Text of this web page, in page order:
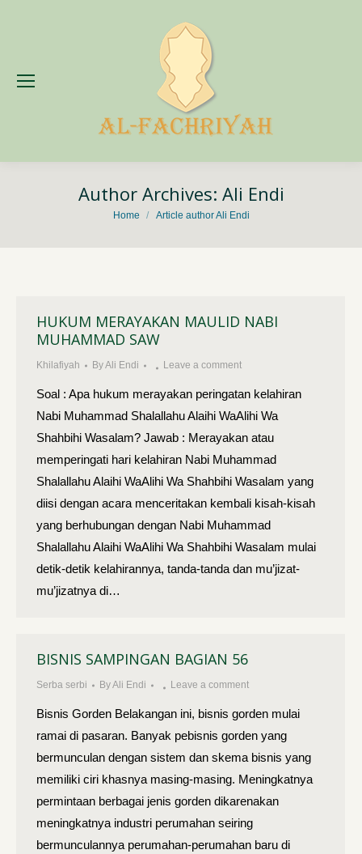
Author Archives: Ali Endi
You are here:
Home Article author Ali Endi
HUKUM MERAYAKAN MAULID NABI
MUHAMMAD SAW
Khilafiyah ByAli Endi Leave a comment
Soal : Apa hukum merayakan peringatan kelahiran
Nabi Muhammad Shalallahu Alaihi WaAlihi Wa
Shahbihi Wasalam? Jawab : Merayakan atau
memperingati hari kelahiran Nabi Muhammad
Shalallahu Alaihi WaAlihi Wa Shahbihi Wasalam yang
diisi dengan acara men­ceritakan kembali kisah-kisah
yang berhubungan dengan Nabi Muhammad
Shalallahu Alaihi WaAlihi Wa Shahbihi Wasalam mulai
detik-detik kelahirannya, tanda-tanda dan mu’jizat-
mu’jizatnya di…
BISNIS SAMPINGAN BAGIAN 56
Serba serbi ByAli Endi Leave a comment
Bisnis Gorden Belakangan ini, bisnis gorden mulai
ramai di pasaran. Banyak pebisnis gorden yang
bermunculan dengan sistem dan skema bisnis yang
memiliki ciri khasnya masing-masing. Meningkatnya
permintaan berbagai jenis gorden dikarenakan
meningkatnya industri perumahan seiring
bermunculannya perumahan-perumahan baru di